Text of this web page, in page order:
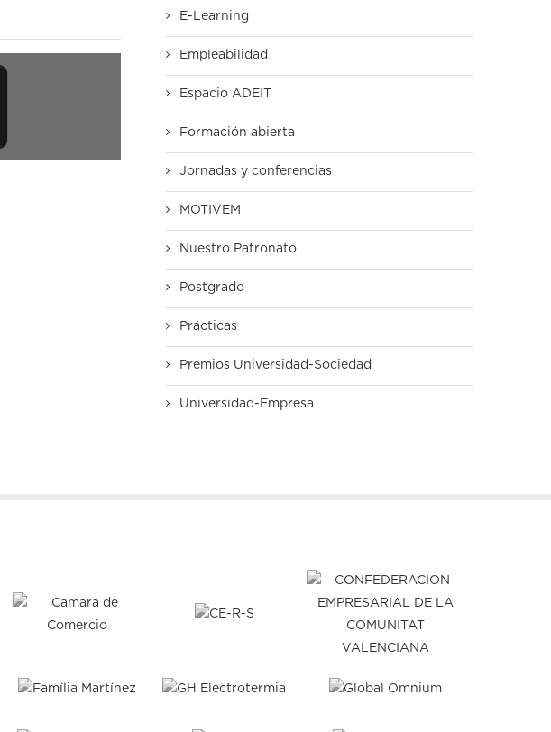
E-Learning
Empleabilidad
Espacio ADEIT
Formación abierta
Jornadas y conferencias
MOTIVEM
Nuestro Patronato
Postgrado
Prácticas
Premios Universidad-Sociedad
Universidad-Empresa